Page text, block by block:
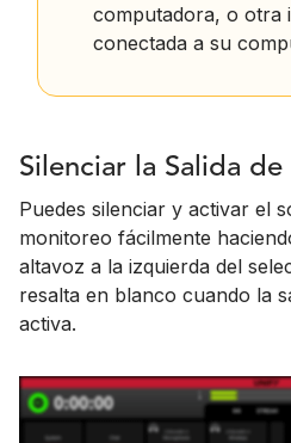
computadora, o otra
conectada a su
Silenciar la Salida
Puedes silenciar y activar el
monitoreo fácilmente
altavoz a la izquierda del
resalta en blanco cuando la
activa.